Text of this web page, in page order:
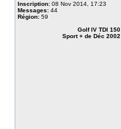
Inscription: 08 Nov 2014, 17:23
Messages: 44
Région: 59
Golf IV TDI 150
Sport + de Déc 2002